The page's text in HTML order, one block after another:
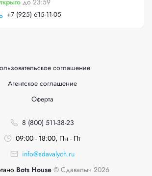
до 23:59
+7 (925) 615-11-05
соглашение
Агентское соглашение
Оферта
8 (800) 511-38-23
09:00 - 18:00, Пн - Пт
info@sdavalych.ru
Bots House © Сдавалыч 2026